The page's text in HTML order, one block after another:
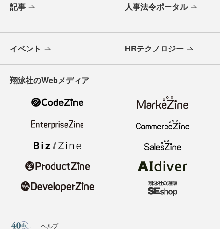
記事 人事法令ポータル
イベント HRテクノロジー
翔泳社のWebメディア
ヘルプ